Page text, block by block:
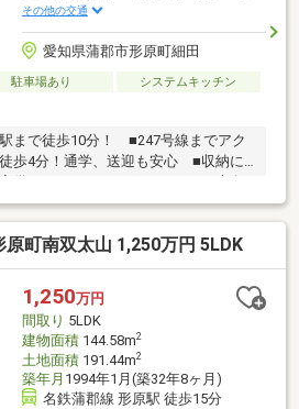
その他の交通
愛知県蒲郡市形原町細田
駐車場あり
システムキッチン
まで徒歩10分！ ■247号線までアク
歩4分！通学、送迎も安心 ■収納に
備 ■IHクッキングヒーター ■南向
町南双太山 1,250万円 5LDK
1,250万円
間取り 5LDK
建物面積144.58m2
土地面積191.44m2
築年月 1994年1月(築32年8ヶ月)
名鉄蒲郡線 形原駅 徒歩15分